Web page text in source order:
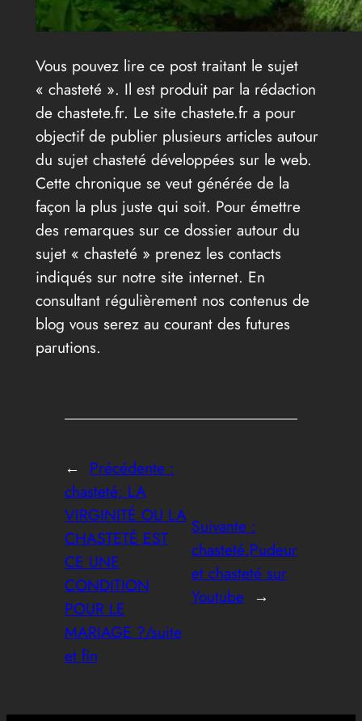
Vous pouvez lire ce post traitant le sujet
« chasteté ». Il est produit par la rédaction
de chastete.fr. Le site chastete.fr a pour
objectif de publier plusieurs articles autour
du sujet chasteté développées sur le web.
Cette chronique se veut générée de la
façon la plus juste qui soit. Pour émettre
des remarques sur ce dossier autour du
sujet « chasteté » prenez les contacts
indiqués sur notre site internet. En
consultant régulièrement nos contenus de
blog vous serez au courant des futures
parutions.
← Précédente :
chasteté; LA
VIRGINITÉ OU LA
CHASTETÉ EST
CE UNE
CONDITION
POUR LE
MARIAGE ?/suite
et fin
Suivante :
chasteté,Pudeur
et chasteté sur
Youtube →